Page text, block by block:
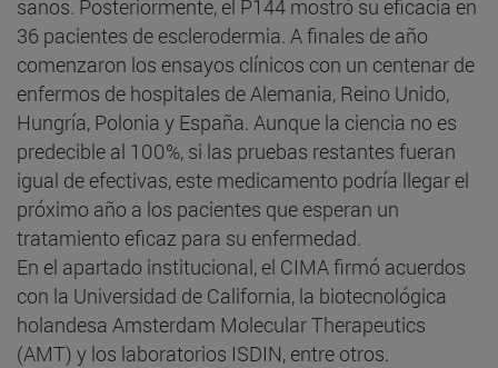
sanos. Posteriormente, el P144 mostró su eficacia en
36 pacientes de esclerodermia. A finales de año
comenzaron los ensayos clínicos con un centenar de
enfermos de hospitales de Alemania, Reino Unido,
Hungría, Polonia y España. Aunque la ciencia no es
predecible al 100%, si las pruebas restantes fueran
igual de efectivas, este medicamento podría llegar el
próximo año a los pacientes que esperan un
tratamiento eficaz para su enfermedad.
En el apartado institucional, el CIMA firmó acuerdos
con la Universidad de California, la biotecnológica
holandesa Amsterdam Molecular Therapeutics
(AMT) y los laboratorios ISDIN, entre otros.